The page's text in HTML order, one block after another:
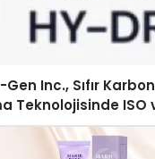
Inc., Sıfır
Teknolojisinde ISO
Aldı